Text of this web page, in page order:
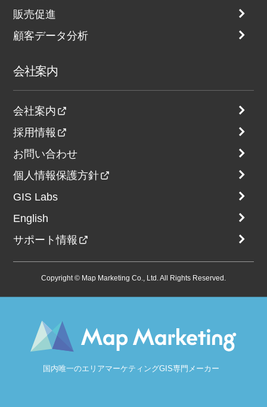
国内唯一のエリアマーケティングGIS専門メーカー
販売促進
顧客データ分析
会社案内
会社案内
採用情報
お問い合わせ
個人情報保護方針
GIS Labs
English
サポート情報
Copyright © Map Marketing Co., Ltd. All Rights Reserved.